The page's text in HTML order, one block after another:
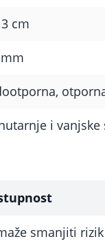
cm
i vanjske
smanjiti